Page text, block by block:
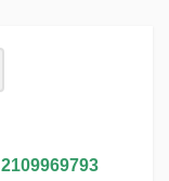
2109969793